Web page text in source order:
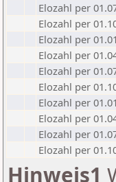
Elozahl per
Elozahl per
Elozahl per
Elozahl per
Elozahl per
Elozahl per
Elozahl per
Elozahl per
Elozahl per
Elozahl per
Hinweis1